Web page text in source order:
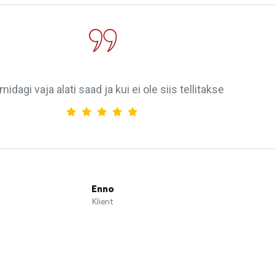
Enno
Klient
vaja alati saad ja kui ei ole siis tellitakse